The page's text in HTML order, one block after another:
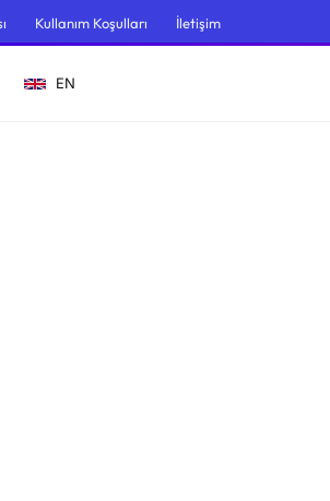
Kullanım Koşulları İletişim
EN